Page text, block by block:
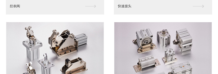
东莞松下PLC 松下人机界面GT07